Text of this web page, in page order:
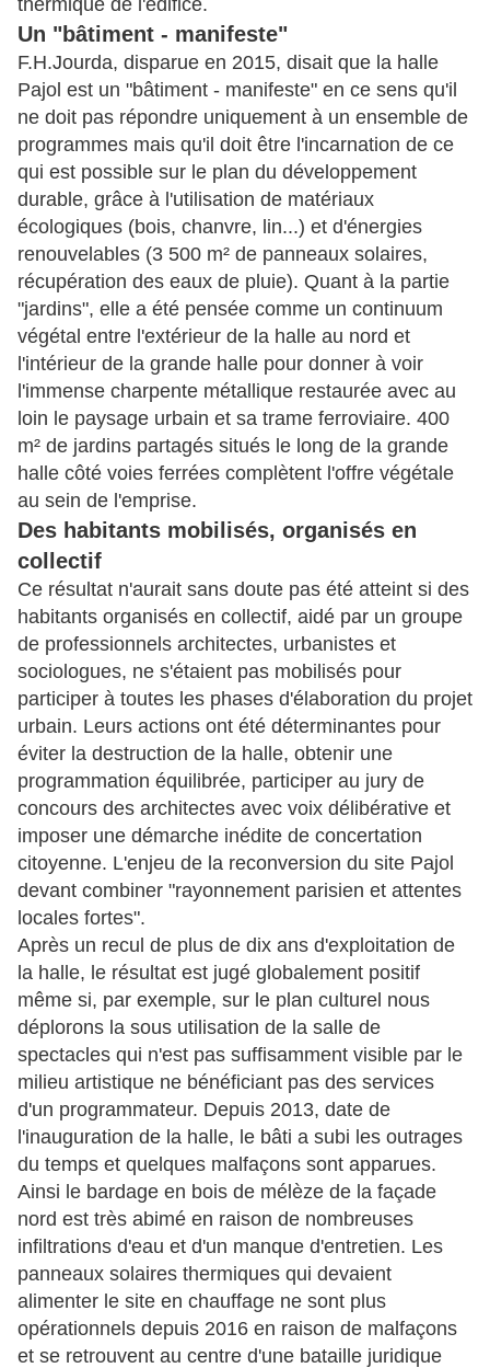
thermique de l'édifice.
Un "bâtiment - manifeste"
F.H.Jourda, disparue en 2015, disait que la halle
Pajol est un "bâtiment - manifeste" en ce sens qu'il
ne doit pas répondre uniquement à un ensemble de
programmes mais qu'il doit être l'incarnation de ce
qui est possible sur le plan du développement
durable, grâce à l'utilisation de matériaux
écologiques (bois, chanvre, lin...) et d'énergies
renouvelables (3 500 m² de panneaux solaires,
récupération des eaux de pluie). Quant à la partie
"jardins", elle a été pensée comme un continuum
végétal entre l'extérieur de la halle au nord et
l'intérieur de la grande halle pour donner à voir
l'immense charpente métallique restaurée avec au
loin le paysage urbain et sa trame ferroviaire. 400
m² de jardins partagés situés le long de la grande
halle côté voies ferrées complètent l'offre végétale
au sein de l'emprise.
Des habitants mobilisés, organisés en
collectif
Ce résultat n'aurait sans doute pas été atteint si des
habitants organisés en collectif, aidé par un groupe
de professionnels architectes, urbanistes et
sociologues, ne s'étaient pas mobilisés pour
participer à toutes les phases d'élaboration du projet
urbain. Leurs actions ont été déterminantes pour
éviter la destruction de la halle, obtenir une
programmation équilibrée, participer au jury de
concours des architectes avec voix délibérative et
imposer une démarche inédite de concertation
citoyenne. L'enjeu de la reconversion du site Pajol
devant combiner "rayonnement parisien et attentes
locales fortes".
Après un recul de plus de dix ans d'exploitation de
la halle, le résultat est jugé globalement positif
même si, par exemple, sur le plan culturel nous
déplorons la sous utilisation de la salle de
spectacles qui n'est pas suffisamment visible par le
milieu artistique ne bénéficiant pas des services
d'un programmateur. Depuis 2013, date de
l'inauguration de la halle, le bâti a subi les outrages
du temps et quelques malfaçons sont apparues.
Ainsi le bardage en bois de mélèze de la façade
nord est très abimé en raison de nombreuses
infiltrations d'eau et d'un manque d'entretien. Les
panneaux solaires thermiques qui devaient
alimenter le site en chauffage ne sont plus
opérationnels depuis 2016 en raison de malfaçons
et se retrouvent au centre d'une bataille juridique